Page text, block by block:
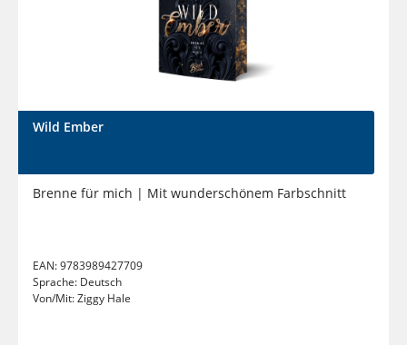
Wild Ember
Brenne für mich | Mit wunderschönem Farbschnitt
EAN:9783989427709
Sprache: Deutsch
Von/Mit:Ziggy Hale